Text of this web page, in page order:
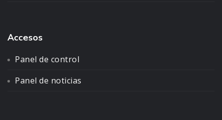
Accesos
Panel de control
Panel de noticias